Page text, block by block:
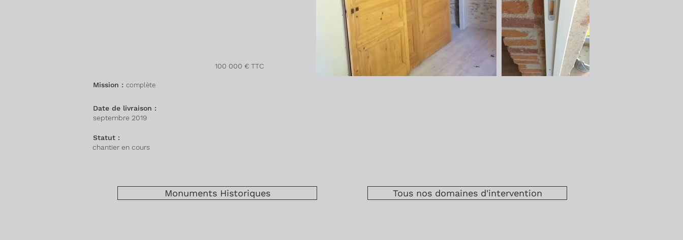
complète
Mission :
100 000 € TTC
Date de livraison :
Statut :
septembre 2019
chantier en cours
Monuments Historiques Tous nos domaines d'intervention